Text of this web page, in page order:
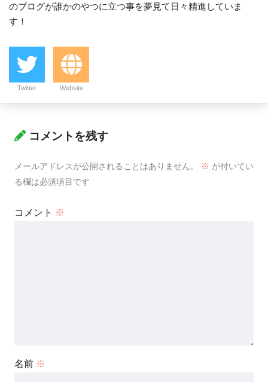
のブログが誰かのやつに立つ事を夢見て日々精進していま
す！
Twitter Website
コメントを残す
メールアドレスが公開されることはありません。 ※ が付いてい
る欄は必須項目です
コメント ※
名前 ※